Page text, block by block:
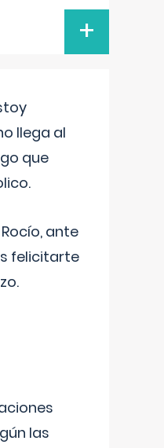
+
llega al
que
ante
felicitarte
las